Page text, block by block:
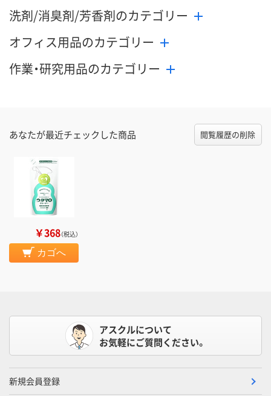
洗剤/消臭剤/芳香剤のカテゴリー
オフィス用品のカテゴリー
作業・研究用品のカテゴリー
あなたが最近チェックした商品 閲覧履歴の削除
￥368（税込）
カゴへ
アスクルについて
お気軽にご質問ください。
新規会員登録